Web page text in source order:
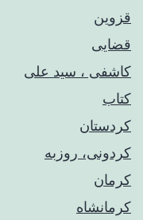
قزوین
قضایی
کاشفی ، سید علی
کتاب
کردستان
کردونی، روزبه
کرمان
کرمانشاه